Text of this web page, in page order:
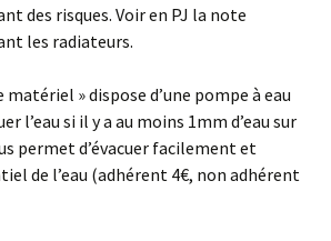
des risques. Voir en PJ la note
les radiateurs.
matériel » dispose d’une pompe à eau
l’eau si il y a au moins 1mm d’eau sur
permet d’évacuer facilement et
de l’eau (adhérent 4€, non adhérent